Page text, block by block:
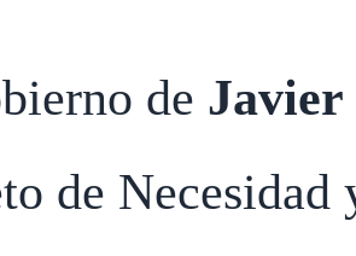
de
de